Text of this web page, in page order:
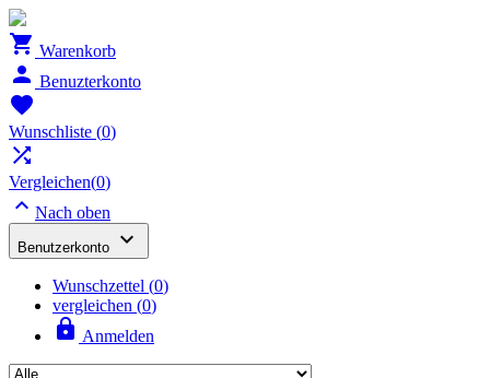
 Warenkorb
 Benuzterkonto

Wunschliste (0)

Vergleichen(0)
 Nach oben
Benutzerkonto 
Wunschzettel (0)
vergleichen (0)
 Anmelden